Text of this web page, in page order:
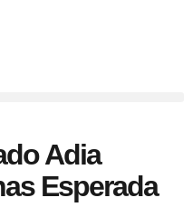
Adia
Esperada